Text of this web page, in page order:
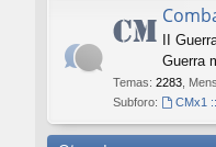
II
Guerra
Temas: 2283
Subforo:
CMx1